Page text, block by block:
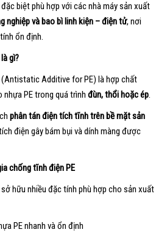
biệt phù hợp với các nhà máy sản xuất
nghiệp và bao bì linh kiện – điện tử, nơi
ổn định.
gì?
Additive for PE) là hợp chất
PE trong quá trình đùn, thổi hoặc ép.
phân tán điện tích tĩnh trên bề mặt sản
điện gây bám bụi và dính màng được
chống tĩnh điện PE
hữu nhiều đặc tính phù hợp cho sản xuất
PE nhanh và ổn định